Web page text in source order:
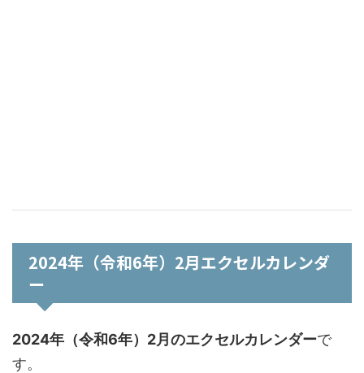
2024年（令和6年）2月エクセルカレンダ
ー
2024年（令和6年）2月のエクセルカレンダーで
す。